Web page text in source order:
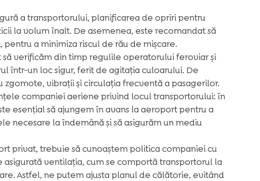
a transportorului, planificarea de opriri pentru
la volum înalt. De asemenea, este recomandat să
a minimiza riscul de rău de mișcare.
verificăm din timp regulile operatorului feroviar și
într-un loc sigur, ferit de agitația culoarului. De
vibrații și circulația frecventă a pasagerilor.
companiei aeriene privind locul transportorului: în
esențial să ajungem în avans la aeroport pentru a
necesare la îndemână și să asigurăm un mediu
privat, trebuie să cunoaștem politica companiei cu
asigurată ventilația, cum se comportă transportorul la
Astfel, ne putem ajusta planul de călătorie, evitând